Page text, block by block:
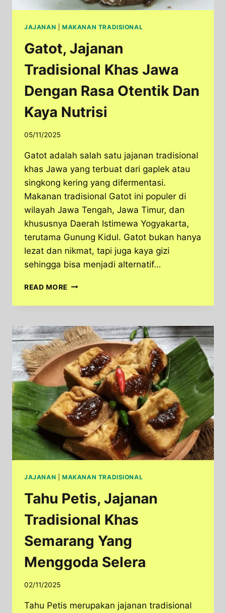
JAJANAN MAKANAN TRADISIONAL
Gatot, Jajanan
Tradisional Khas Jawa
Dengan Rasa Otentik Dan
Kaya Nutrisi
05/11/2025
Gatot adalah salah satu jajanan tradisional
khas Jawa yang terbuat dari gaplek atau
singkong kering yang difermentasi.
Makanan tradisional Gatot ini populer di
wilayah Jawa Tengah, Jawa Timur, dan
khususnya Daerah Istimewa Yogyakarta,
terutama Gunung Kidul. Gatot bukan hanya
lezat dan nikmat, tapi juga kaya gizi
sehingga bisa menjadi alternatif…
READ MORE GATOT,
TRADISIONAL
JAWA
DENGAN
RASA
OTENTIK
DAN
KAYA
NUTRISI
JAJANAN MAKANAN TRADISIONAL
Tahu Petis, Jajanan
Tradisional Khas
Semarang Yang
Menggoda Selera
02/11/2025
Tahu Petis merupakan jajanan tradisional